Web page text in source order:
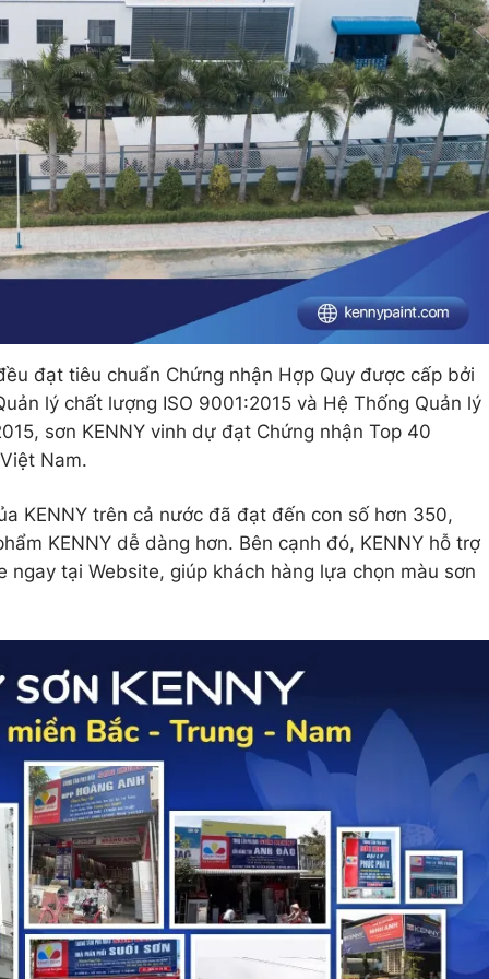
đạt tiêu chuẩn Chứng nhận Hợp Quy được cấp bởi
lý chất lượng ISO 9001:2015 và Hệ Thống Quản lý
sơn KENNY vinh dự đạt Chứng nhận Top 40
Nam.
KENNY trên cả nước đã đạt đến con số hơn 350,
KENNY dễ dàng hơn. Bên cạnh đó, KENNY hỗ trợ
ngay tại Website, giúp khách hàng lựa chọn màu sơn